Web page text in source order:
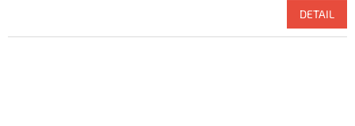
DETAIL